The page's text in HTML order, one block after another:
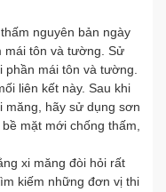
nguyên bản ngày
mái tôn và tường. Sử
mái tôn và tường.
liên kết này. Sau khi
măng, hãy sử dụng sơn
mặt mới chống thấm,
xi măng đòi hỏi rất
kiếm những đơn vị thi